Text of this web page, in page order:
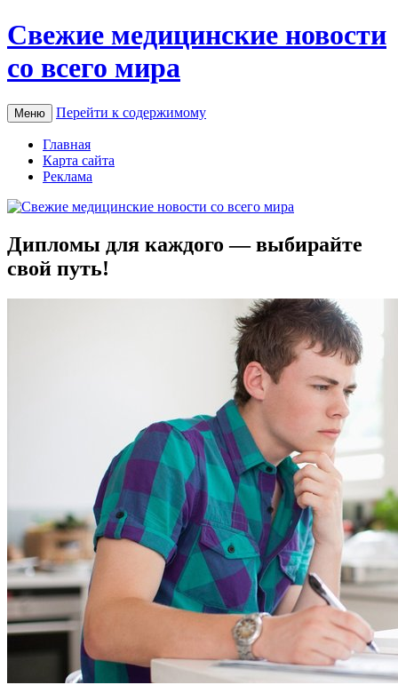
Свежие медицинские новости
со всего мира
Меню Перейти к содержимому
Главная
Карта сайта
Реклама
Дипломы для каждого — выбирайте
свой путь!